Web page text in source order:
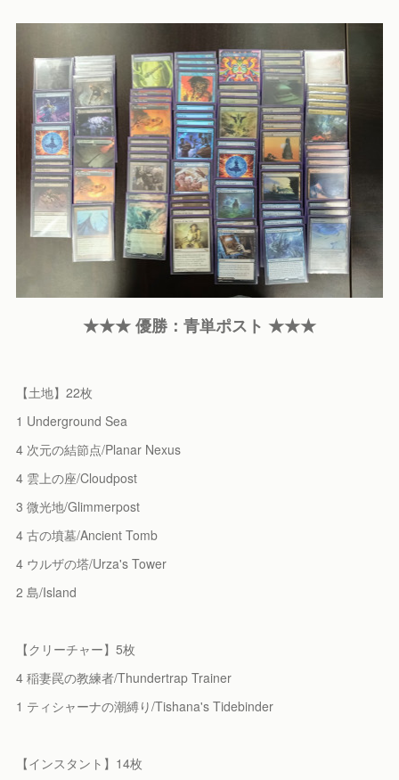
★★★ 優勝：青単ポスト ★★★
【土地】22枚
1 Underground Sea
4 次元の結節点/Planar Nexus
4 雲上の座/Cloudpost
3 微光地/Glimmerpost
4 古の墳墓/Ancient Tomb
4 ウルザの塔/Urza's Tower
2 島/Island
【クリーチャー】5枚
4 稲妻罠の教練者/Thundertrap Trainer
1 ティシャーナの潮縛り/Tishana's Tidebinder
【インスタント】14枚